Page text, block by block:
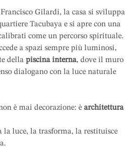
Gilardi, la casa si sviluppa
Tacubaya e si apre con una
come un percorso spirituale.
a spazi sempre più luminosi,
della piscina interna, dove il muro
dialogano con la luce naturale
è mai decorazione: è architettura
la luce, la trasforma, la restituisce